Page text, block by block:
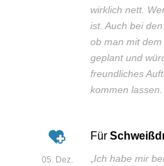
wirklich nett.
ist. Auch bei
ob man mit
geplant und
freundliches
kommen lassen.
05. Dez.
Für
Ich habe mir